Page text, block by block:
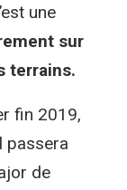
une
sur
terrains.
fin 2019,
passera
de